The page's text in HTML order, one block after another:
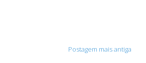
Postagem mais antiga